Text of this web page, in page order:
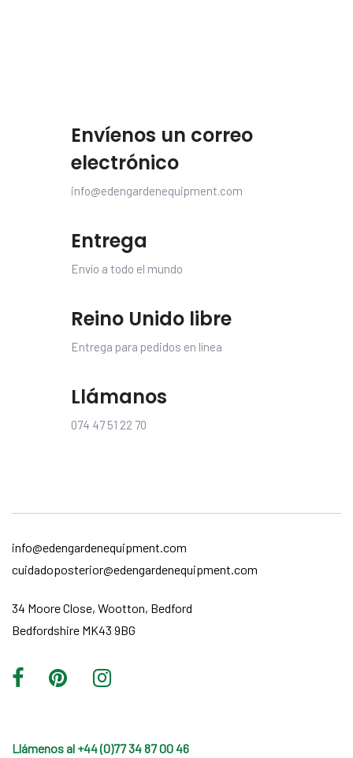
Envíenos un correo
electrónico
info@edengardenequipment.com
Entrega
Envío a todo el mundo
Reino Unido libre
Entrega para pedidos en línea
Llámanos
074 47 51 22 70
info@edengardenequipment.com
cuidadoposterior@edengardenequipment.com
34 Moore Close, Wootton, Bedford
Bedfordshire MK43 9BG
Llámenos al +44 (0)77 34 87 00 46